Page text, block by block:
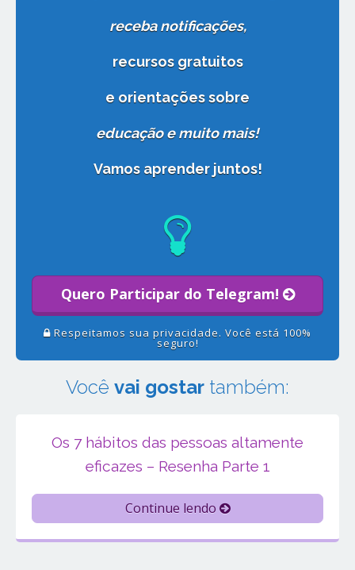
receba notificações,
recursos gratuitos
e orientações sobre
educação e muito mais!
Vamos aprender juntos!
Quero Participar do Telegram!
Respeitamos sua privacidade. Você está 100%
seguro!
Você vai gostar também:
Os 7 hábitos das pessoas altamente
eficazes – Resenha Parte 1
Continue lendo